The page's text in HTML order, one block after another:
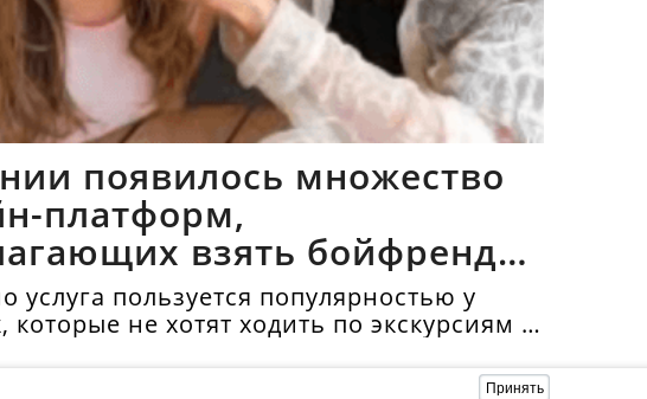
появилось множество
платформ,
взять бойфрендов
услуга пользуется популярностью у
которые не хотят ходить по экскурсиям и
Аренда бойфренда стоит в среднемПринять